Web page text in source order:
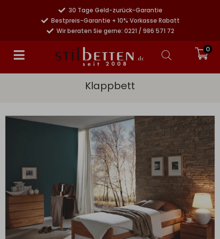
30 Tage Geld-zurück-Garantie
Bestpreis-Garantie + 10% Vorkasse Rabatt
Wir beraten Sie gerne: 0221 / 986 571 72
0
Klappbett